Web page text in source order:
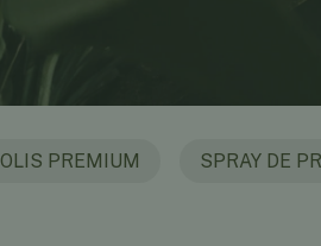
PREMIUM SPRAY DE